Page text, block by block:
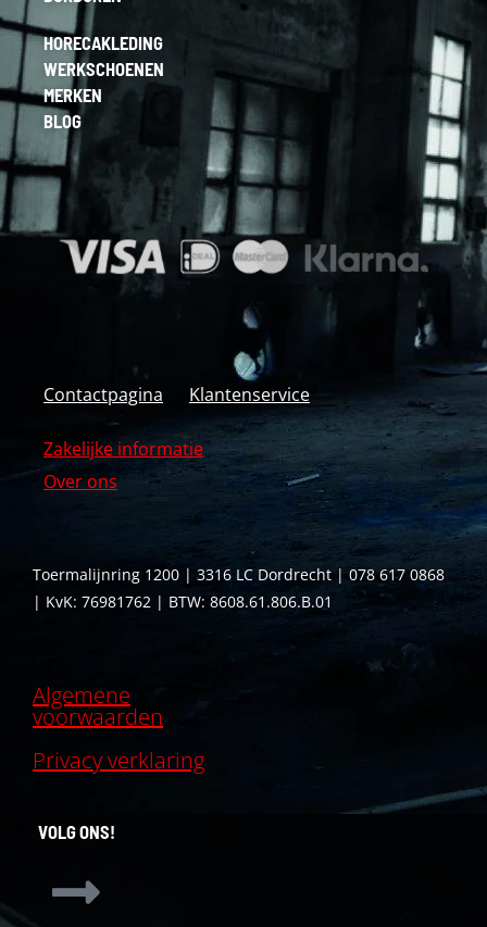
HORECAKLEDING
WERKSCHOENEN
MERKEN
BLOG
Contactpagina Klantenservice
Zakelijke informatie
Over ons
Toermalijnring 1200 | 3316 LC Dordrecht | 078 617 0868
| KvK: 76981762 | BTW: 8608.61.806.B.01
Algemene
voorwaarden
Privacy verklaring
VOLG ONS!